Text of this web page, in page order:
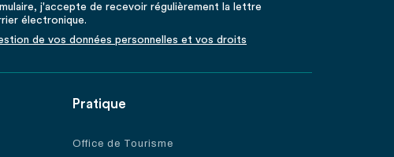
j'accepte de recevoir régulièrement la lettre
électronique.
de vos données personnelles et vos droits
Pratique
Office de Tourisme